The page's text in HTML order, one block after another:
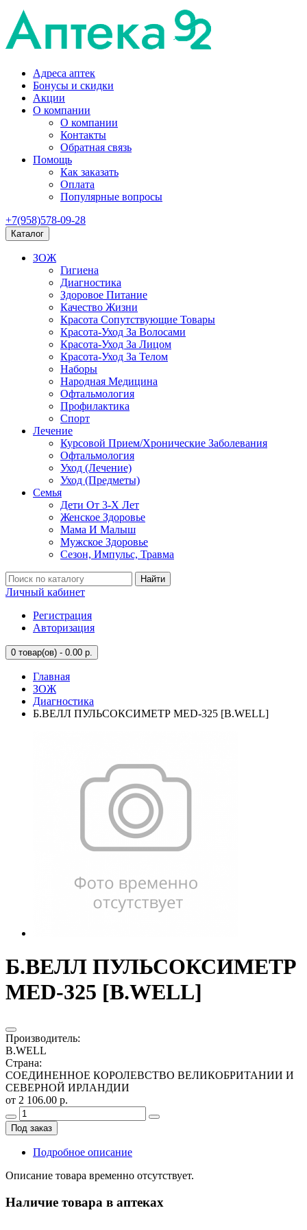
Адреса аптек
Бонусы и скидки
Акции
О компании
О компании
Контакты
Обратная связь
Помощь
Как заказать
Оплата
Популярные вопросы
+7(958)578-09-28
Каталог
ЗОЖ
Гигиена
Диагностика
Здоровое Питание
Качество Жизни
Красота Сопутствующие Товары
Красота-Уход За Волосами
Красота-Уход За Лицом
Красота-Уход За Телом
Наборы
Народная Медицина
Офтальмология
Профилактика
Спорт
Лечение
Курсовой Прием/Хронические Заболевания
Офтальмология
Уход (Лечение)
Уход (Предметы)
Семья
Дети От 3-Х Лет
Женское Здоровье
Мама И Малыш
Мужское Здоровье
Сезон, Импульс, Травма
Найти
Личный кабинет
Регистрация
Авторизация
0 товар(ов) - 0.00 р.
Главная
ЗОЖ
Диагностика
Б.ВЕЛЛ ПУЛЬСОКСИМЕТР MED-325 [B.WELL]
Б.ВЕЛЛ ПУЛЬСОКСИМЕТР
MED-325 [B.WELL]
Производитель:
B.WELL
Страна:
СОЕДИНЕННОЕ КОРОЛЕВСТВО ВЕЛИКОБРИТАНИИ И
СЕВЕРНОЙ ИРЛАНДИИ
от 2 106.00 р.
Под заказ
Подробное описание
Описание товара временно отсутствует.
Наличие товара в аптеках